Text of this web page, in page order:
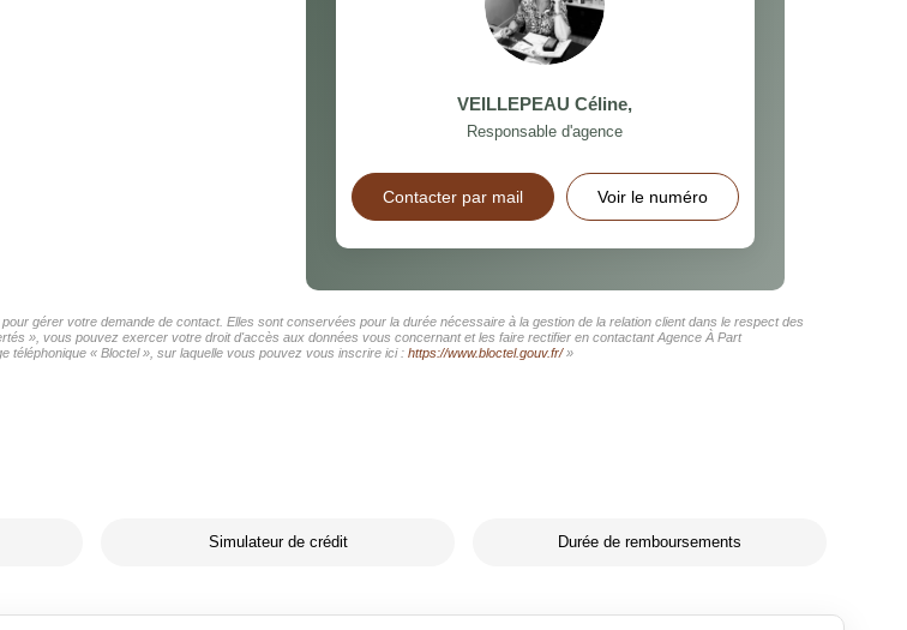
VEILLEPEAU Céline,
Responsable d'agence
Contacter par mail Voir le numéro
gérer votre demande de contact. Elles sont conservées pour la durée nécessaire à la gestion de la relation client dans le respect des
», vous pouvez exercer votre droit d'accès aux données vous concernant et les faire rectifier en contactant Agence À Part
téléphonique « Bloctel », sur laquelle vous pouvez vous inscrire ici : https://www.bloctel.gouv.fr/»
Simulateur de crédit Durée de remboursements